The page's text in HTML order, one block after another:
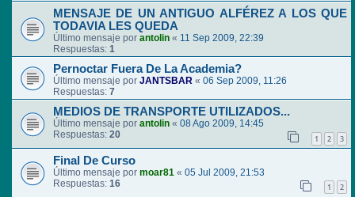
MENSAJE DE UN ANTIGUO ALFÉREZ A LOS QUE
TODAVIA LES QUEDA
Último mensaje por antolin « 11 Sep 2009, 22:39
Respuestas: 1
Pernoctar Fuera De La Academia?
Último mensaje por JANTSBAR « 06 Sep 2009, 11:26
Respuestas: 7
MEDIOS DE TRANSPORTE UTILIZADOS...
Último mensaje por antolin « 08 Ago 2009, 14:45
Respuestas: 20 1 2 3
Final De Curso
Último mensaje por moar81 « 05 Jul 2009, 21:53
Respuestas: 16 1 2